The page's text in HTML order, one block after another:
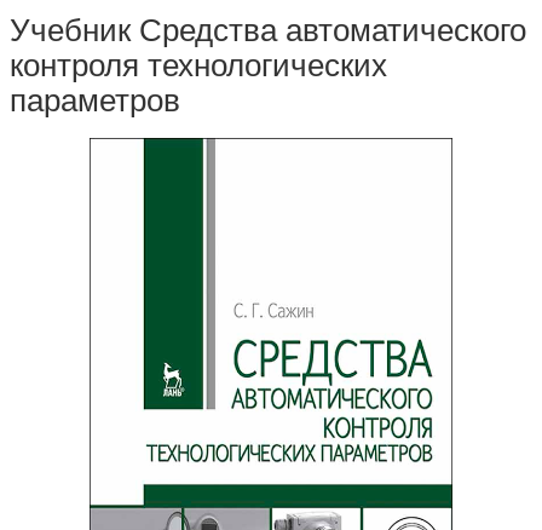
Учебник Средства автоматического
контроля технологических
параметров